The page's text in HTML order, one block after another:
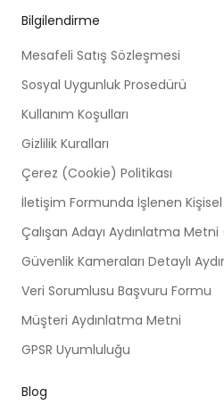
Bilgilendirme
Mesafeli Satış Sözleşmesi
Sosyal Uygunluk Prosedürü
Kullanım Koşulları
Gizlilik Kuralları
Çerez (Cookie) Politikası
İletişim Formunda İşlenen Kişisel
Çalışan Adayı Aydınlatma Metni
Güvenlik Kameraları Detaylı
Veri Sorumlusu Başvuru Formu
Müşteri Aydınlatma Metni
GPSR Uyumluluğu
Blog